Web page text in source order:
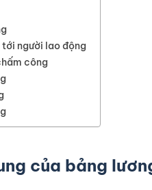
người lao động
công
của bảng